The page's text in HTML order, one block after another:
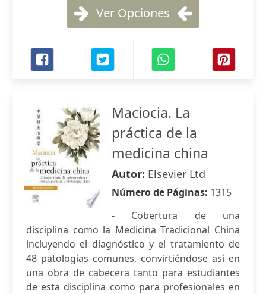
Ver Opciones
Maciocia. La
práctica de la
medicina china
Autor: Elsevier Ltd
Número de Páginas: 1315
- Cobertura de una
disciplina como la Medicina Tradicional China
incluyendo el diagnóstico y el tratamiento de
48 patologías comunes, convirtiéndose así en
una obra de cabecera tanto para estudiantes
de esta disciplina como para profesionales en